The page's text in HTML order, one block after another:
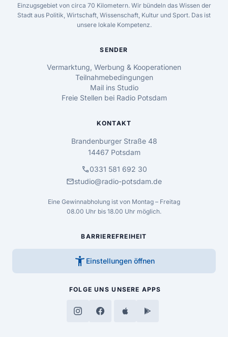
Einzugsgebiet von circa 70 Kilometern. Wir bündeln das Wissen der
Stadt aus Politik, Wirtschaft, Wissenschaft, Kultur und Sport. Das ist
unsere lokale Kompetenz.
SENDER
Vermarktung, Werbung & Kooperationen
Teilnahmebedingungen
Mail ins Studio
Freie Stellen bei Radio Potsdam
KONTAKT
Brandenburger Straße 48
14467 Potsdam
call0331 581 692 30
mailstudio@radio-potsdam.de
Eine Gewinnabholung ist von Montag – Freitag
08.00 Uhr bis 18.00 Uhr möglich.
BARRIEREFREIHEIT
accessibility_new Einstellungen öffnen
FOLGE UNS UNSERE APPS